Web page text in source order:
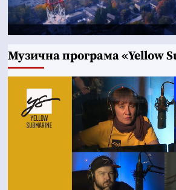
Музична програма «Yellow